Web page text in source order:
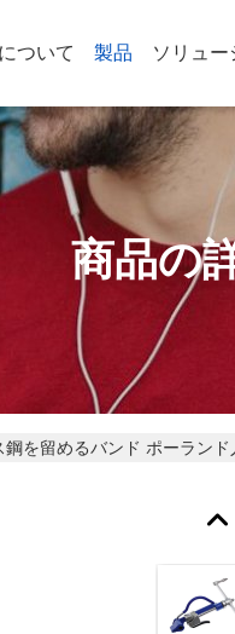
ついて 製品 ソリュー
商品の
を留めるバンド ポーランド